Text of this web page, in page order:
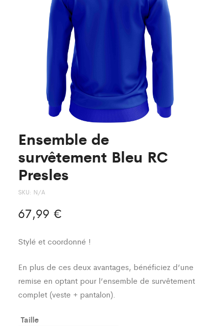
Ensemble de
survêtement Bleu RC
Presles
SKU: N/A
67,99 €
Stylé et coordonné !
En plus de ces deux avantages, bénéficiez d’une
remise en optant pour l’ensemble de survêtement
complet (veste + pantalon).
Taille